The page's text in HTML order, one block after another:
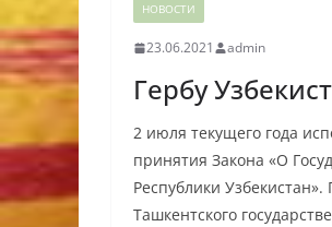
НОВОСТИ
23.06.2021 admin
Гербу
2 июля текущего года
принятия Закона «О
Республики Узбекистан».
Ташкентского